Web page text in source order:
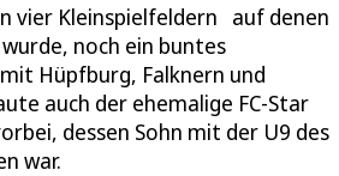
vier Kleinspielfeldern auf denen
noch ein buntes
Hüpfburg, Falknern und
auch der ehemalige FC-Star
dessen Sohn mit der U9 des
war.